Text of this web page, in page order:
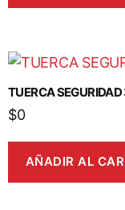
TUERCA
$0
AÑADIR AL